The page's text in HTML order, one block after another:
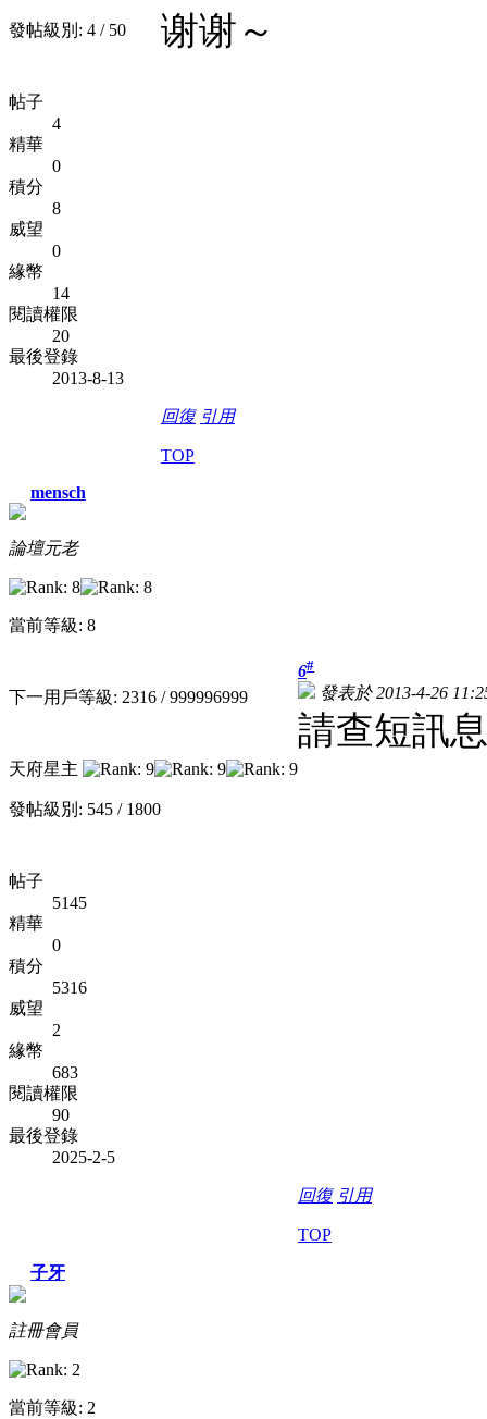
發帖級別: 4 / 50
帖子
4
精華
0
積分
8
威望
0
緣幣
14
閱讀權限
20
最後登錄
2013-8-13
谢谢～
回復 引用
TOP
mensch
論壇元老
當前等級: 8
下一用戶等級: 2316 / 999996999
天府星主
發帖級別: 545 / 1800
帖子
5145
精華
0
積分
5316
威望
2
緣幣
683
閱讀權限
90
最後登錄
2025-2-5
6#
發表於 2013-4-26
請查短訊息
回復 引用
TOP
子牙
註冊會員
當前等級: 2